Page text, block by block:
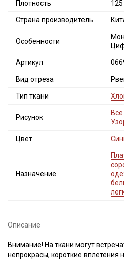
Плотность
Страна производитель
Особенности
Артикул
Вид отреза
Тип ткани
Рисунок
Цвет
Назначение
Описание
Внимание! На ткани могут
непрокрасы, короткие вплетения